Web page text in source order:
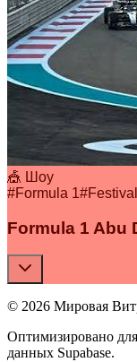
🎪 Шоу
#Formula 1#Festival
Formula 1 Abu
© 2026 Мировая
Оптимизировано
данных Supabase.